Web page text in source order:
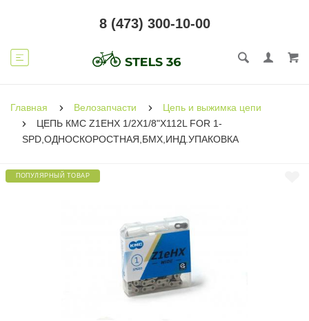
8 (473) 300-10-00
Главная Велозапчасти
Цепь и выжимка цепи
ЦЕПЬ КМС Z1EHX 1/2X1/8"X112L FOR 1-
SPD,ОДНОСКОРОСТНАЯ,БМХ,ИНД.УПАКОВКА
ПОПУЛЯРНЫЙ ТОВАР